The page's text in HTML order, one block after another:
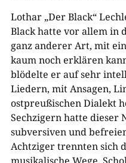
Lothar „Der Black“
Black hatte vor allem in
ganz anderer Art, mit
kaum noch erklären
blödelte er auf sehr
Liedern, mit Ansagen,
ostpreußischen Dialekt
Sechzigern hatte dieser
subversiven und
Achtziger trennten sich
musikalische Wege.